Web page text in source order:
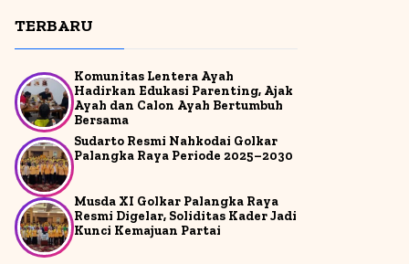
Gadget
Game-Aplikasi
Internet & Cybersecurity
Kecerdasan Buatan
Media Sosial
palsu
Meningkatkan berpikir kritis
analisis terhadap isi pesan
sebelum mempercayai atau
membagikannya.
tidak
Membantu menyusun
pendapat berdasarkan
informasi yang valid dan
TERBARU
Komunitas Lentera Ayah
Hadirkan Edukasi Parenting, Ajak
Ayah dan Calon Ayah Bertumbuh
Bersama
Sudarto Resmi Nahkodai Golkar
Palangka Raya Periode 2025–2030
Musda XI Golkar Palangka Raya
Resmi Digelar, Soliditas Kader Jadi
Kunci Kemajuan Partai